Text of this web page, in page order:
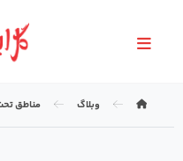
وبلاگ مناطق